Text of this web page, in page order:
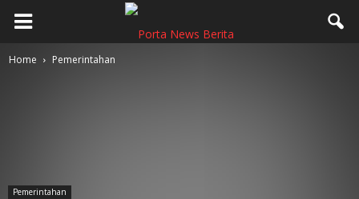
Home Pemerintahan
Pemerintahan